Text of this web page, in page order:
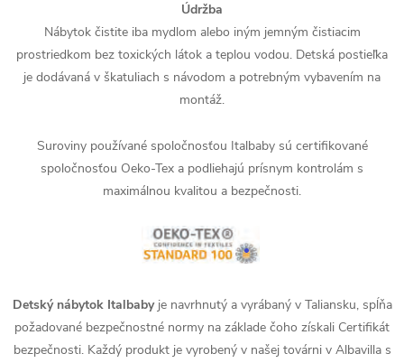
Údržba
Nábytok čistite iba mydlom alebo iným jemným čistiacim
prostriedkom bez toxických látok a teplou vodou. Detská postieľka
je dodávaná v škatuliach s návodom a potrebným vybavením na
montáž.
Suroviny používané spoločnosťou Italbaby sú certifikované
spoločnosťou Oeko-Tex a podliehajú prísnym kontrolám s
maximálnou kvalitou a bezpečnosti.
Detský nábytok Italbabyje navrhnutý a vyrábaný v Taliansku, spĺňa
požadované bezpečnostné normy na základe čoho získali Certifikát
bezpečnosti. Každý produkt je vyrobený v našej továrni v Albavilla s